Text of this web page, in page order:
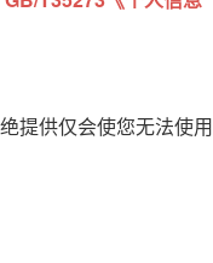
提供仅会使您无法使用